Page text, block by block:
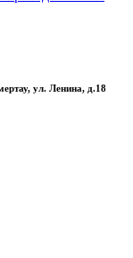
ул. Ленина, д.18